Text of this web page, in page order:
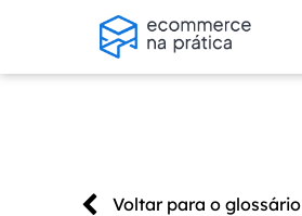
Voltar para o glossário